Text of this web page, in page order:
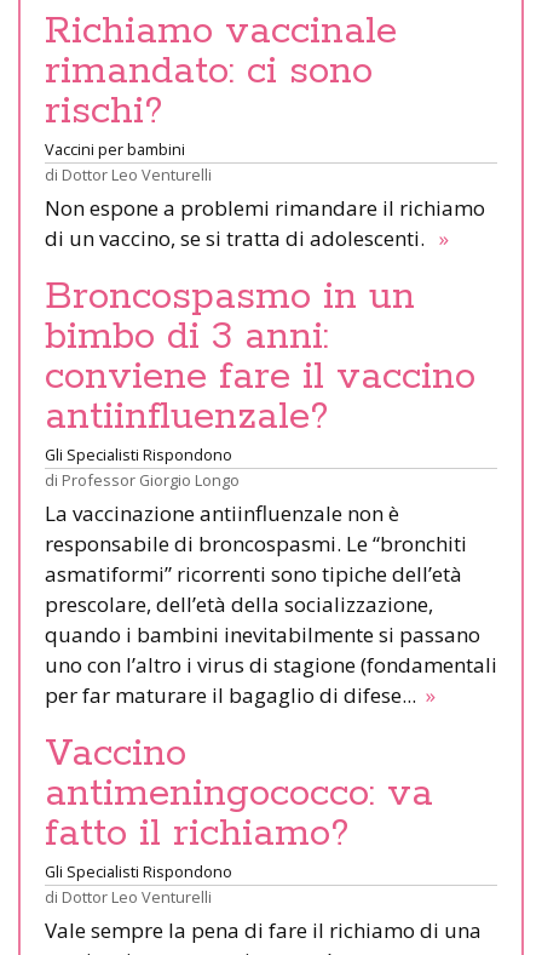
Richiamo vaccinale
rimandato: ci sono
rischi?
Vaccini per bambini
di Dottor Leo Venturelli
Non espone a problemi rimandare il richiamo
di un vaccino, se si tratta di adolescenti. »
Broncospasmo in un
bimbo di 3 anni:
conviene fare il vaccino
antiinfluenzale?
Gli Specialisti Rispondono
di Professor Giorgio Longo
La vaccinazione antiinfluenzale non è
responsabile di broncospasmi. Le “bronchiti
asmatiformi” ricorrenti sono tipiche dell’età
prescolare, dell’età della socializzazione,
quando i bambini inevitabilmente si passano
uno con l’altro i virus di stagione (fondamentali
per far maturare il bagaglio di difese... »
Vaccino
antimeningococco: va
fatto il richiamo?
Gli Specialisti Rispondono
di Dottor Leo Venturelli
Vale sempre la pena di fare il richiamo di una